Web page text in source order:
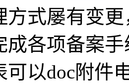
方式屡有变
成各项备案
可以doc附件